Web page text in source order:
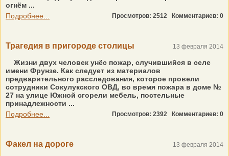
огнём ...
Подробнее...
Просмотров: 2512 Комментариев: 0
Трагедия в пригороде столицы 13 февраля 2014
Жизни двух человек унёс пожар, случившийся в селе
имени Фрунзе. Как следует из материалов
предварительного расследования, которое провели
сотрудники Сокулукского ОВД, во время пожара в доме №
27 на улице Южной сгорели мебель, постельные
принадлежности ...
Подробнее...
Просмотров: 2392 Комментариев: 0
Факел на дороге 13 февраля 2014